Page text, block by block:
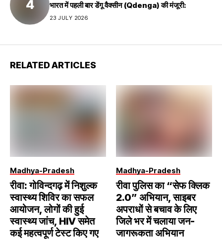
भारत में पहली बार डेंगू वैक्सीन (Qdenga) की मंजूरी:
23 JULY 2026
RELATED ARTICLES
Madhya-Pradesh
रीवा: गोविन्दगढ़ में निशुल्क
स्वास्थ्य शिविर का सफल
आयोजन, लोगों की हुई
स्वास्थ्य जांच, HIV समेत
कई महत्वपूर्ण टेस्ट किए गए
Madhya-Pradesh
रीवा पुलिस का “सेफ क्लिक
2.0” अभियान, साइबर
अपराधों से बचाव के लिए
जिले भर में चलाया जन-
जागरूकता अभियान